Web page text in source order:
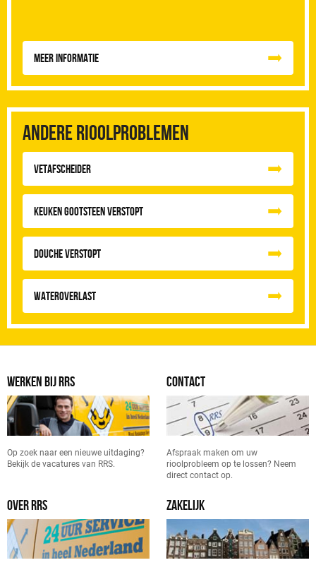
Meer informatie
Andere rioolproblemen
vetafscheider
Keuken Gootsteen Verstopt
Douche Verstopt
Wateroverlast
WERKEN BIJ RRS
Op zoek naar een nieuwe uitdaging?
Bekijk de vacatures van RRS.
CONTACT
Afspraak maken om uw
rioolprobleem op te lossen? Neem
direct contact op.
OVER RRS ZAKELIJK